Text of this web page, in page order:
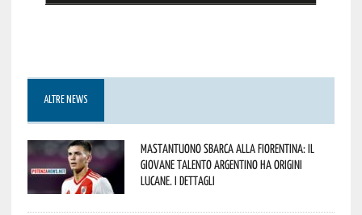
ALTRE NEWS
Mastantuono sbarca alla Fiorentina: il
giovane talento argentino ha origini
lucane. I dettagli